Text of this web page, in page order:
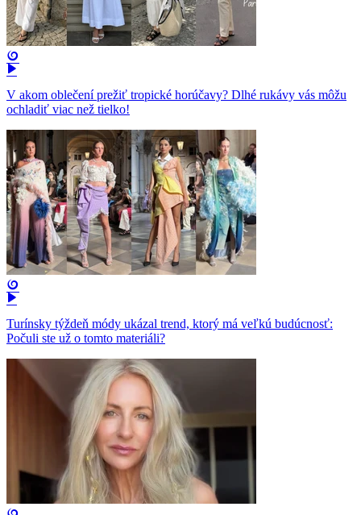
V akom oblečení prežiť tropické horúčavy? Dlhé rukávy vás môžu
ochladiť viac než tielko!
Turínsky týždeň módy ukázal trend, ktorý má veľkú budúcnosť:
Počuli ste už o tomto materiáli?